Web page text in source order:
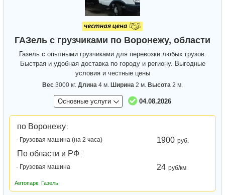
ГАЗель с грузчиками по Воронежу, области
Газель с опытными грузчиками для перевозки любых грузов.
Быстрая и удобная доставка по городу и региону. Выгодные
условия и честные цены
Вес 3000 кг. Длина 4 м. Ширина 2 м. Высота 2 м.
Основные услуги 04.08.2026
по Воронежу :
- Грузовая машина (на 2 часа)
1900 руб.
По области и РФ :
- Грузовая машина
24 руб/км
Автопарк: Газель